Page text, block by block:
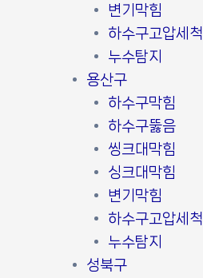
변기막힘
하수구고압세척
누수탐지
용산구
하수구막힘
하수구뚫음
씽크대막힘
싱크대막힘
변기막힘
하수구고압세척
누수탐지
성북구